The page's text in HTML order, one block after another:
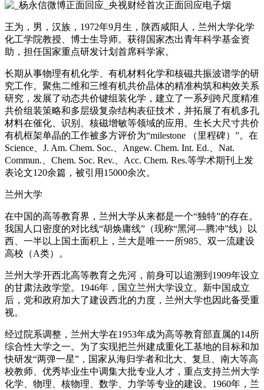
王为，男，汉族，1972年9月生，陕西咸阳人，兰州大学化学
化工学院教授、博士生导师。获得国家杰出青年科学基金资
助，担任国家重点研发计划首席科学家。
长期从事物理有机化学、有机材料化学和核磁共振波谱学的研
究工作。聚焦二维和三维有机共价晶体的精准构筑和构效关系
研究，发展了动态共价键组装化学，建立了一系列跨尺度精准
共价组装策略和多层级复杂结构表征技术，并拓展了有机多孔
材料在催化、识别、核磁增敏等领域的应用。生长大尺寸共价
有机框架单晶的工作被多方评价为“milestone （里程碑）”。在
Science、J. Am. Chem. Soc.、Angew. Chem. Int. Ed.、Nat.
Commun.、Chem. Soc. Rev.、Acc. Chem. Res.等学术期刊上发
表论文120余篇，被引用15000余次。
兰州大学
在中国的高等教育界，兰州大学从来都是一个“独特”的存在。
我国人口密度的对比线“胡焕庸线”（现称“黑河—腾冲”线）以
西、一半以上国土面积上，兰大是唯一一所985、双一流建设
高校（A类）。
兰州大学开西北高等教育之先河，前身可以追溯到1909年设立
的甘肃法政学堂。1946年，国立兰州大学设立。新中国成立
后，党和政府加大了建设西北的力度，兰州大学也因此备受重
视。
经过院系调整，兰州大学在1953年成为高等教育部直属的14所
综合性大学之一。为了实现把兰州建成重化工基地的目标和加
快研发“两弹一星”，国家从海归学者和北大、复旦、南大等高
校教师、优秀毕业生中调集大批专业人才，重点支持兰州大学
化学、物理、核物理、数学、力学等专业的建设。1960年，兰